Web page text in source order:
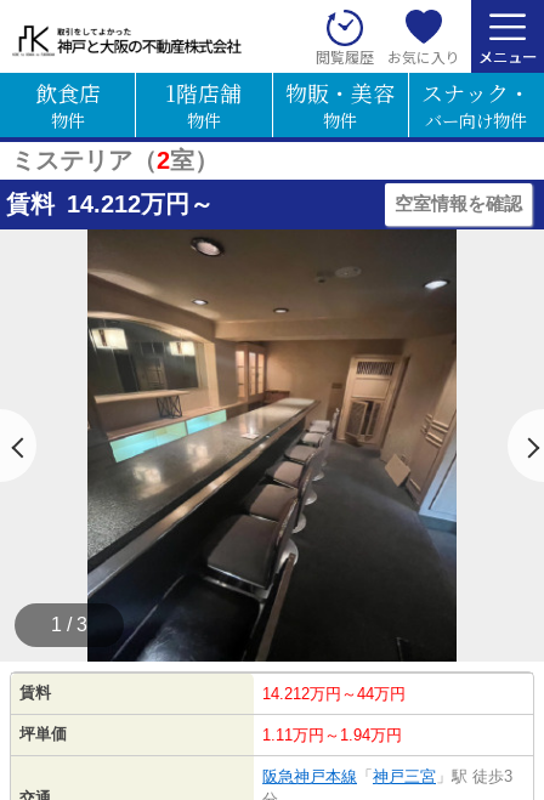
閲覧履歴 お気に入り
飲食店
物件
1階店舗
物件
物販・美容
物件
スナック・
バー向け物件
ミステリア（2室）
賃料 14.212万円～ 空室情報を確認
1 / 3
賃料 14.212万円～44万円
坪単価 1.11万円～1.94万円
阪急神戸本線 「 神戸三宮 」駅 徒歩3